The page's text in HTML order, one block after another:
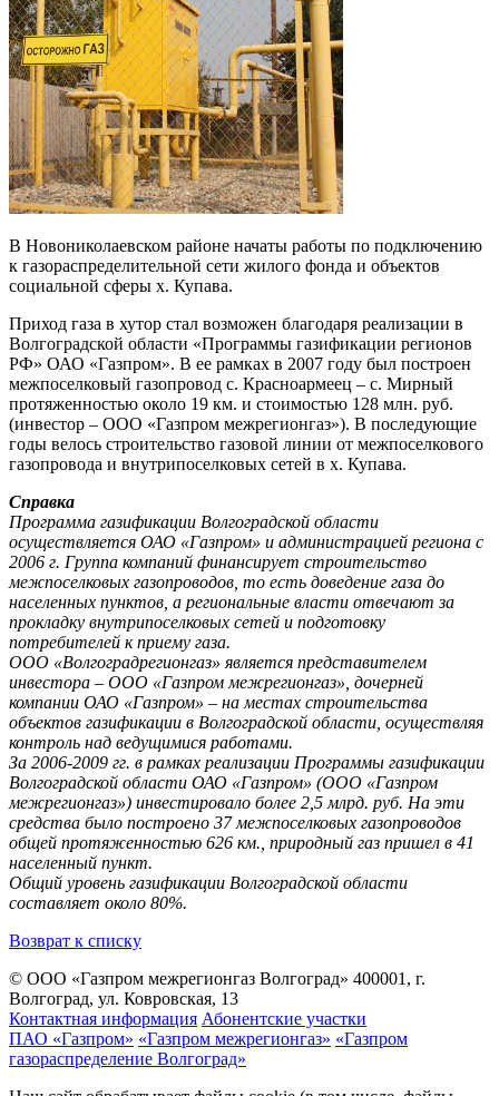
В Новониколаевском районе начаты работы по подключению
к газораспределительной сети жилого фонда и объектов
социальной сферы х. Купава.
Приход газа в хутор стал возможен благодаря реализации в
Волгоградской области «Программы газификации регионов
РФ» ОАО «Газпром». В ее рамках в 2007 году был построен
межпоселковый газопровод с. Красноармеец – с. Мирный
протяженностью около 19 км. и стоимостью 128 млн. руб.
(инвестор – ООО «Газпром межрегионгаз»). В последующие
годы велось строительство газовой линии от межпоселкового
газопровода и внутрипоселковых сетей в х. Купава.
Справка
Программа газификации Волгоградской области
осуществляется ОАО «Газпром» и администрацией региона с
2006 г. Группа компаний финансирует строительство
межпоселковых газопроводов, то есть доведение газа до
населенных пунктов, а региональные власти отвечают за
прокладку внутрипоселковых сетей и подготовку
потребителей к приему газа.
ООО «Волгоградрегионгаз» является представителем
инвестора – ООО «Газпром межрегионгаз», дочерней
компании ОАО «Газпром» – на местах строительства
объектов газификации в Волгоградской области, осуществляя
контроль над ведущимися работами.
За 2006-2009 гг. в рамках реализации Программы газификации
Волгоградской области ОАО «Газпром» (ООО «Газпром
межрегионгаз») инвестировало более 2,5 млрд. руб. На эти
средства было построено 37 межпоселковых газопроводов
общей протяженностью 626 км., природный газ пришел в 41
населенный пункт.
Общий уровень газификации Волгоградской области
составляет около 80%.
Возврат к списку
© ООО «Газпром межрегионгаз Волгоград» 400001, г.
Волгоград, ул. Ковровская, 13
Контактная информация Абонентские участки
ПАО «Газпром» «Газпром межрегионгаз» «Газпром
газораспределение Волгоград»